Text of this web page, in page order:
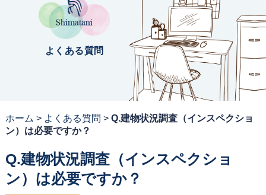
よくある質問
ホーム > よくある質問 > Q.建物状況調査（インスペクショ
ン）は必要ですか？
Q.建物状況調査（インスペクショ
ン）は必要ですか？